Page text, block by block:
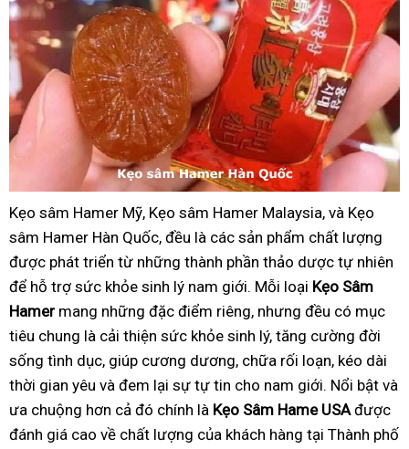
Kẹo sâm Hamer Mỹ, Kẹo sâm Hamer Malaysia, và Kẹo
sâm Hamer Hàn Quốc, đều là các sản phẩm chất lượng
được phát triển từ những thành phần thảo dược tự nhiên
để hỗ trợ sức khỏe sinh lý nam giới. Mỗi loại Kẹo Sâm
Hamer mang những đặc điểm riêng, nhưng đều có mục
tiêu chung là cải thiện sức khỏe sinh lý, tăng cường đời
sống tình dục, giúp cương dương, chữa rối loạn, kéo dài
thời gian yêu và đem lại sự tự tin cho nam giới. Nổi bật và
ưa chuộng hơn cả đó chính là Kẹo Sâm Hame USAđược
đánh giá cao về chất lượng của khách hàng tại Thành phố